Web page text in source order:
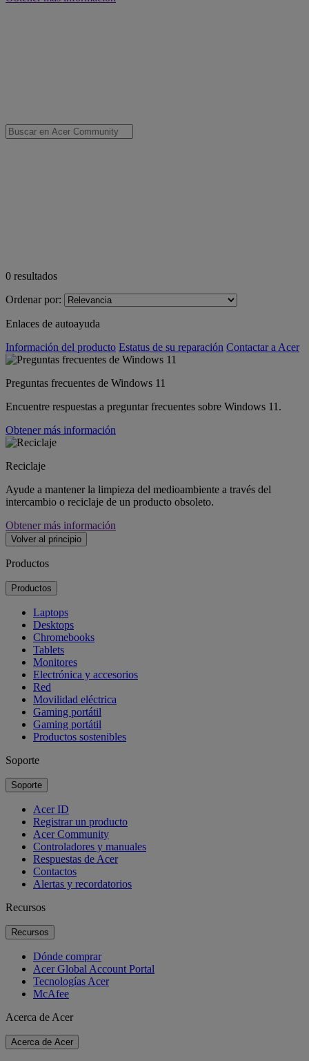
0 resultados
Ordenar por:
Enlaces de autoayuda
Información del producto Estatus de su reparación Contactar a Acer
Preguntas frecuentes de Windows 11
Encuentre respuestas a preguntar frecuentes sobre Windows 11.
Obtener más información
Reciclaje
Ayude a mantener la limpieza del medioambiente a través del
intercambio o reciclaje de un producto obsoleto.
Obtener más información
Volver al principio
Productos
Productos
Laptops
Desktops
Chromebooks
Tablets
Monitores
Electrónica y accesorios
Red
Movilidad eléctrica
Gaming portátil
Gaming portátil
Productos sostenibles
Soporte
Soporte
Acer ID
Registrar un producto
Acer Community
Controladores y manuales
Respuestas de Acer
Contactos
Alertas y recordatorios
Recursos
Recursos
Dónde comprar
Acer Global Account Portal
Tecnologías Acer
McAfee
Acerca de Acer
Acerca de Acer